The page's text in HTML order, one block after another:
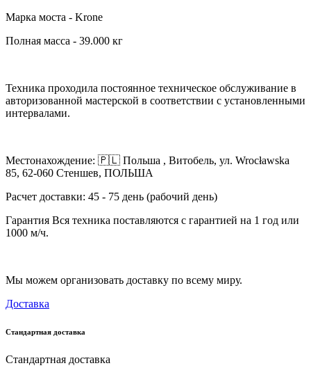
Марка моста - Krone
Полная масса - 39.000 кг
Техника проходила постоянное техническое обслуживание в
авторизованной мастерской в ​​соответствии с установленными
интервалами.
Местонахождение: 🇵🇱 Польша , Витобель, ул. Wrocławska
85, 62-060 Стеншев, ПОЛЬША
Расчет доставки: 45 - 75 день (рабочий день)
Гарантия Вся техника поставляются с гарантией на 1 год или
1000 м/ч.
Мы можем организовать доставку по всему миру.
Доставка
Стандартная доставка
Стандартная доставка